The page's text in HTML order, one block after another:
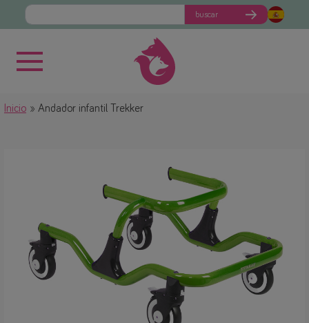
buscar
Inicio Andador infantil Trekker